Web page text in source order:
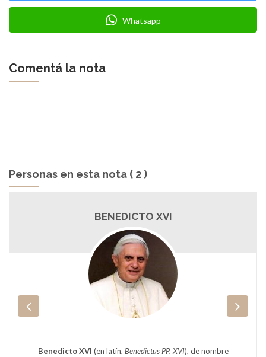
Whatsapp
Comentá la nota
Personas en esta nota ( 2 )
BENEDICTO XVI
Benedicto XVI (en latín, Benedictus PP. XVI), de nombre